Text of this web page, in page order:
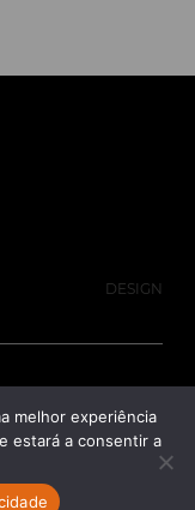
Acessórios, Lda.
DESIGN
melhor experiência
estará a consentir a